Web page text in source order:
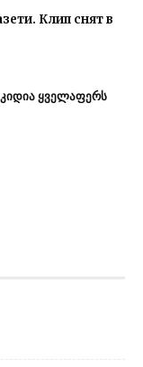
Клип снят в
ყველაფერს